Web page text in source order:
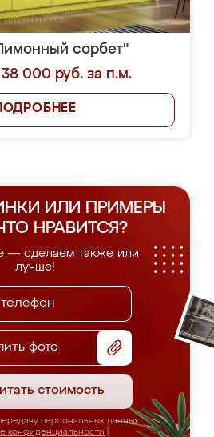
сорбет"
000 руб. за п.м.
ИЛИ ПРИМЕРЫ
НРАВИТСЯ?
— сделаем также или
лучше!
фото
стоимость
персональных данных
конфиденциальности